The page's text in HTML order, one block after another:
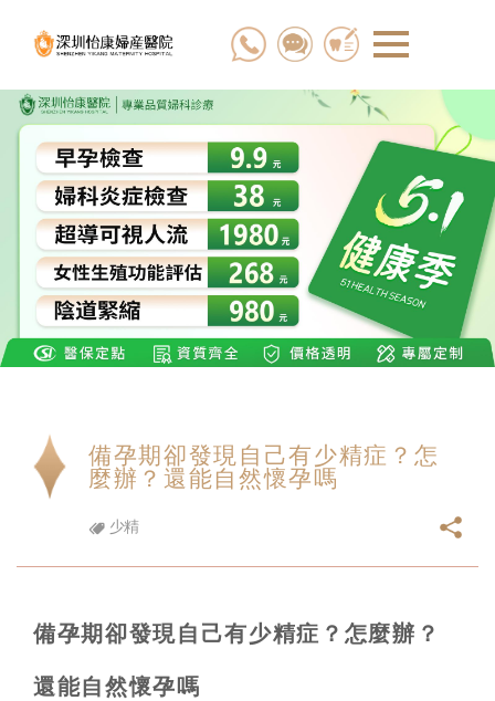
備孕期卻發現自己有少精症？怎
麼辦？還能自然懷孕嗎
少精
備孕期卻發現自己有少精症？怎麼辦？
還能自然懷孕嗎